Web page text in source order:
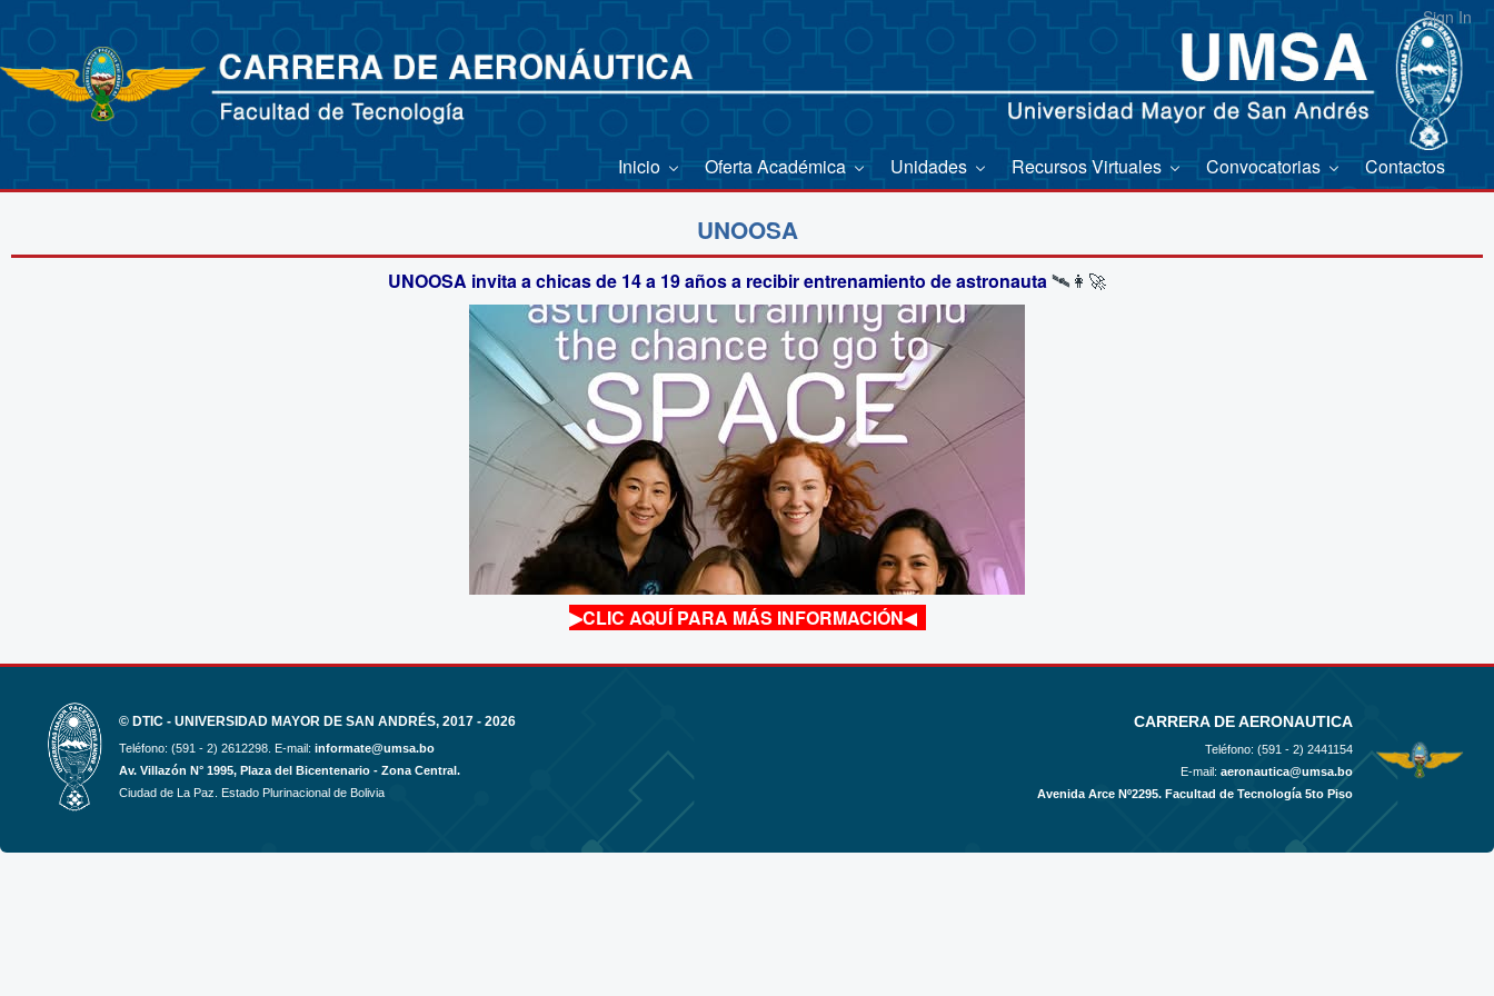
Sign In
Inicio Oferta Académica Unidades Recursos Virtuales Convocatorias Contactos
UNOOSA
UNOOSA invita a chicas de 14 a 19 años a recibir entrenamiento de astronauta 🛰️👩‍🚀
▶CLIC AQUÍ PARA MÁS INFORMACIÓN◀
© DTIC - UNIVERSIDAD MAYOR DE SAN ANDRÉS, 2017 - 2026
Teléfono: (591 - 2) 2612298. E-mail: informate@umsa.bo
Av. Villazón N° 1995, Plaza del Bicentenario - Zona Central.
Ciudad de La Paz. Estado Plurinacional de Bolivia
CARRERA DE AERONAUTICA
Teléfono: (591 - 2) 2441154
E-mail: aeronautica@umsa.bo
Avenida Arce Nº2295. Facultad de Tecnología 5to Piso